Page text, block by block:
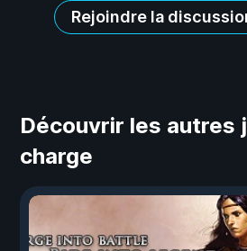
Rejoindre la
Découvrir les autres
charge